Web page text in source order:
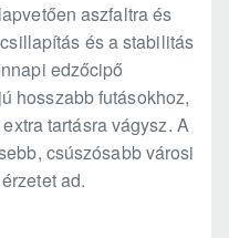
aszfaltra és
és a stabilitás
edzőcipő
hosszabb futásokhoz,
tartásra vágysz. A
csúszósabb városi
ad.